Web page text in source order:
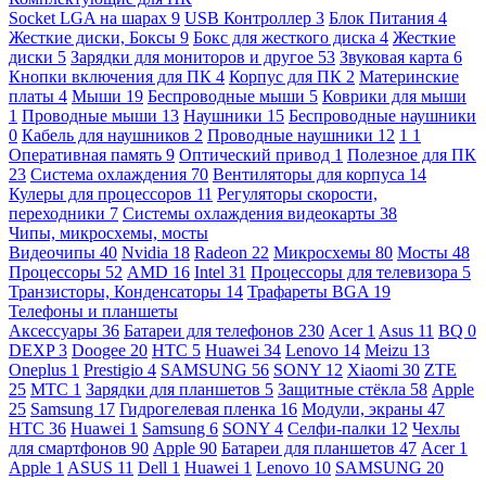
Socket LGA на шарах 9 USB Контроллер 3 Блок Питания 4
Жесткие диски, Боксы 9 Бокс для жесткого диска 4 Жесткие
диски 5 Зарядки для мониторов и другое 53 Звуковая карта 6
Кнопки включения для ПК 4 Корпус для ПК 2 Материнские
платы 4 Мыши 19 Беспроводные мыши 5 Коврики для мыши
1 Проводные мыши 13 Наушники 15 Беспроводные наушники
0 Кабель для наушников 2 Проводные наушники 12 1 1
Оперативная память 9 Оптический привод 1 Полезное для ПК
23 Система охлаждения 70 Вентиляторы для корпуса 14
Кулеры для процессоров 11 Регуляторы скорости,
переходники 7 Системы охлаждения видеокарты 38
Чипы, микросхемы, мосты
Видеочипы 40 Nvidia 18 Radeon 22 Микросхемы 80 Мосты 48
Процессоры 52 AMD 16 Intel 31 Процессоры для телевизора 5
Транзисторы, Конденсаторы 14 Трафареты BGA 19
Телефоны и планшеты
Аксессуары 36 Батареи для телефонов 230 Acer 1 Asus 11 BQ 0
DEXP3 Doogee 20 HTC 5 Huawei 34 Lenovo 14 Meizu 13
Oneplus 1 Prestigio 4 SAMSUNG 56 SONY 12 Xiaomi 30 ZTE
25 МТС 1 Зарядки для планшетов 5 Защитные стёкла 58 Apple
25 Samsung 17 Гидрогелевая пленка 16 Модули, экраны 47
HTC 36 Huawei 1 Samsung 6 SONY 4 Селфи-палки 12 Чехлы
для смартфонов 90 Apple 90 Батареи для планшетов 47 Acer 1
Apple 1 ASUS 11 Dell 1 Huawei 1 Lenovo 10 SAMSUNG 20